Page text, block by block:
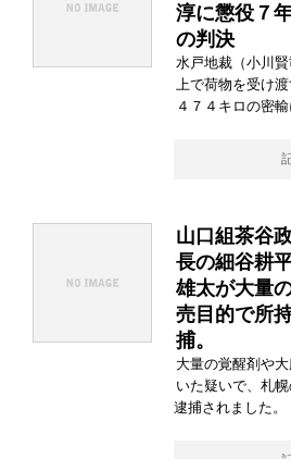
淳に懲役７
の判決
水戸地裁（小川
上で荷物を受け
４７４キロの密
山口組茶谷
長の細谷耕
雄太が大量
売目的で所
捕。
大量の覚醒剤や
いた疑いで、札
逮捕されました。